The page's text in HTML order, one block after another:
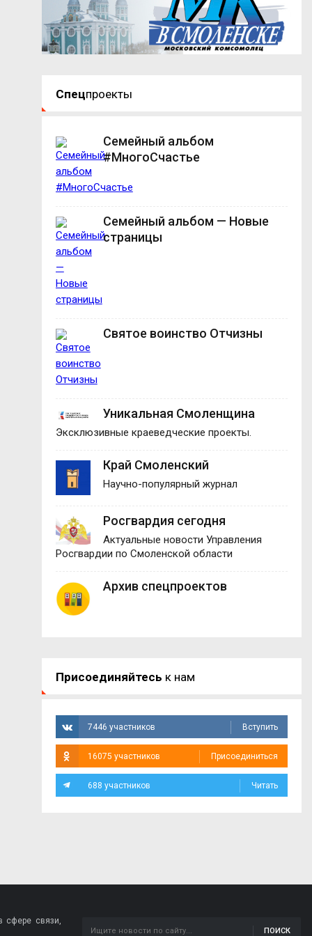
Спецпроекты
Семейный альбом
#МногоСчастье
Семейный альбом — Новые
страницы
Святое воинство Отчизны
Уникальная Смоленщина
Эксклюзивные краеведческие проекты.
Край Смоленский
Научно-популярный журнал
Росгвардия сегодня
Актуальные новости Управления
Росгвардии по Смоленской области
Архив спецпроектов
Присоединяйтесь к нам
7446 участников Вступить
16075 участников Присоединиться
688 участников Читать
сфере связи,
ПОИСК